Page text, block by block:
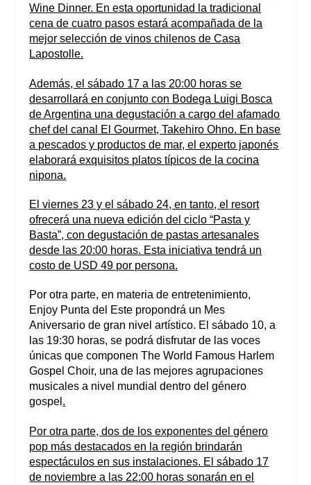
Wine Dinner. En esta oportunidad la tradicional
cena de cuatro pasos estará acompañada de la
mejor selección de vinos chilenos de Casa
Lapostolle.
Además, el sábado 17 a las 20:00 horas se
desarrollará en conjunto con Bodega Luigi Bosca
de Argentina una degustación a cargo del afamado
chef del canal El Gourmet, Takehiro Ohno. En base
a pescados y productos de mar, el experto japonés
elaborará exquisitos platos típicos de la cocina
nipona.
El viernes 23 y el sábado 24, en tanto, el resort
ofrecerá una nueva edición del ciclo “Pasta y
Basta”, con degustación de pastas artesanales
desde las 20:00 horas. Esta iniciativa tendrá un
costo de USD 49 por persona.
Por otra parte, en materia de entretenimiento,
Enjoy Punta del Este propondrá un Mes
Aniversario de gran nivel artístico. El sábado 10, a
las 19:30 horas, se podrá disfrutar de las voces
únicas que componen The World Famous Harlem
Gospel Choir, una de las mejores agrupaciones
musicales a nivel mundial dentro del género
gospel .
Por otra parte, dos de los exponentes del género
pop más destacados en la región brindarán
espectáculos en sus instalaciones. El sábado 17
de noviembre a las 22:00 horas sonarán en el